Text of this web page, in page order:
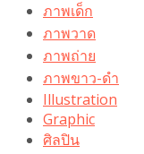
ภาพเด็ก
ภาพวาด
ภาพถ่าย
ภาพขาว-ดำ
Illustration
Graphic
ศิลปิน